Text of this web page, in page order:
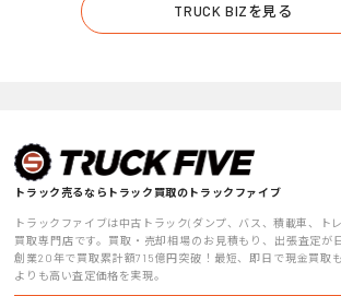
TRUCK BIZを見る
トラック売るならトラック買取のトラックファイブ
トラックファイブは中古トラック(ダンプ、バス、積載車、ト
買取専門店です。買取・売却相場のお見積もり、出張査定が
創業20年で買取累計額715億円突破！最短、即日で現金買取
よりも高い査定価格を実現。